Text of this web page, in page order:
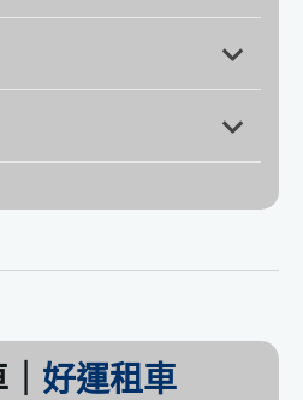
大道五段348號
好運租車